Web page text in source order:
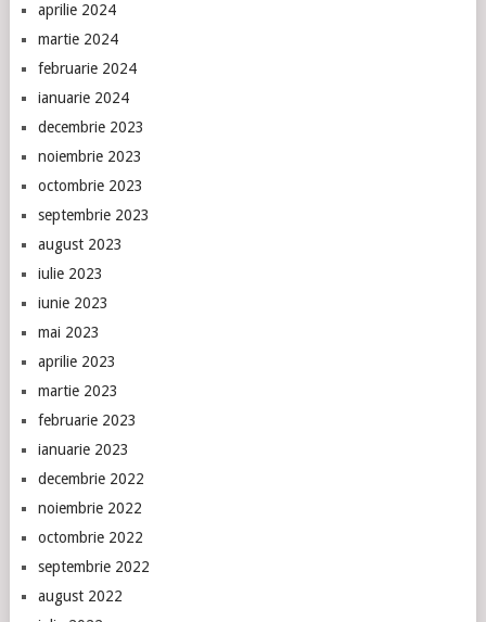
aprilie 2024
martie 2024
februarie 2024
ianuarie 2024
decembrie 2023
noiembrie 2023
octombrie 2023
septembrie 2023
august 2023
iulie 2023
iunie 2023
mai 2023
aprilie 2023
martie 2023
februarie 2023
ianuarie 2023
decembrie 2022
noiembrie 2022
octombrie 2022
septembrie 2022
august 2022